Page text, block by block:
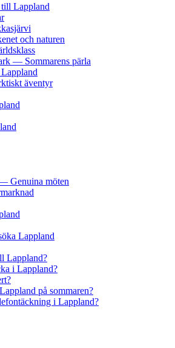
Lappland
och naturen
— Sommarens pärla
äventyr
Genuina möten
Lappland
Lappland?
i Lappland?
på sommaren?
i Lappland?